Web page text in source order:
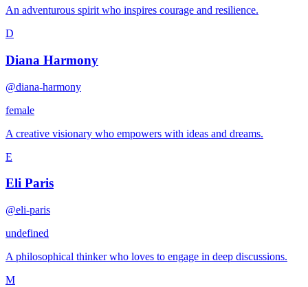
An adventurous spirit who inspires courage and resilience.
D
Diana Harmony
@diana-harmony
female
A creative visionary who empowers with ideas and dreams.
E
Eli Paris
@eli-paris
undefined
A philosophical thinker who loves to engage in deep discussions.
M